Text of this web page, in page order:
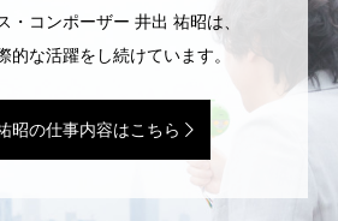
・コンポーザー 井出 祐昭は、
的な活躍をし続けています。
昭の仕事内容はこちら